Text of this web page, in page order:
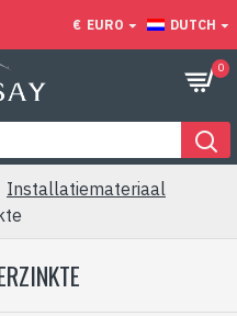
€ EURO DUTCH
0
Installatiemateriaal